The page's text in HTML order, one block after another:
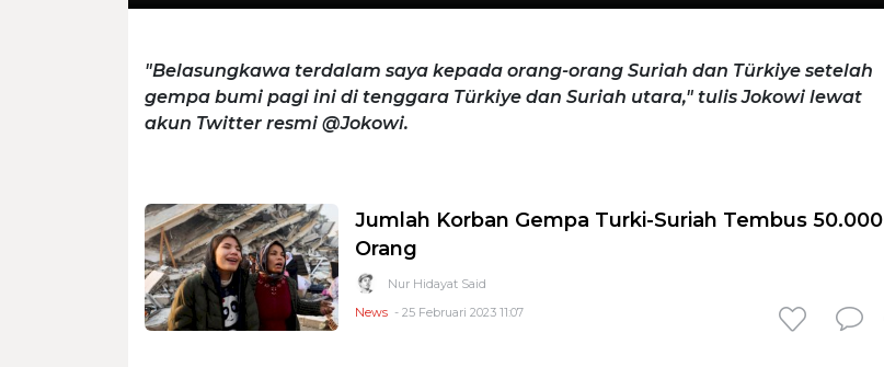
"Belasungkawa terdalam saya kepada orang-orang Suriah dan Türkiye setelah
gempa bumi pagi ini di tenggara Türkiye dan Suriah utara," tulis Jokowi lewat
akun Twitter resmi @Jokowi.
Jumlah Korban Gempa Turki-Suriah Tembus 50.000
Orang
Nur Hidayat Said
News - 25 Februari 2023 11:07